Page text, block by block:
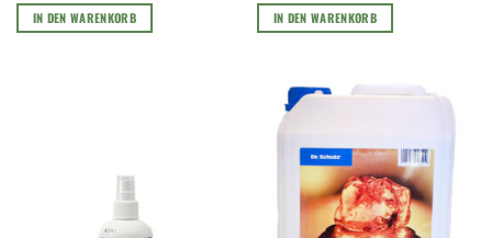
IN DEN WARENKORB IN DEN WARENKORB